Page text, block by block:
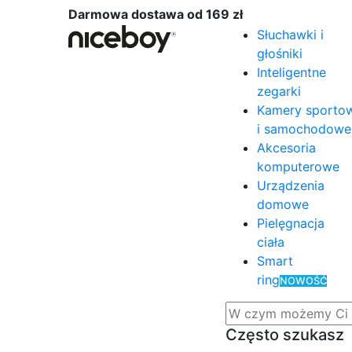
Darmowa dostawa od 169 zł
Słuchawki i
głośniki
Inteligentne
zegarki
Kamery
i samochodowe
Akcesoria
komputerowe
Urządzenia
domowe
Pielęgnacja
ciała
Smart
ringNOWOŚĆ
Często szukasz